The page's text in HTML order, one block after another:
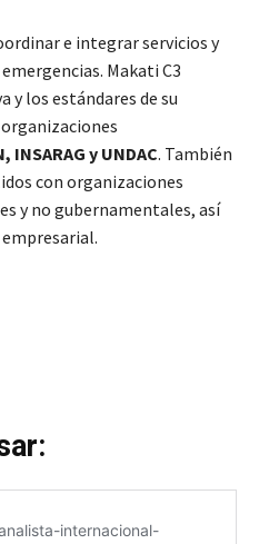
e integrar servicios y
Makati C3
y los estándares de su
INSARAG y UNDAC. También
con organizaciones
y no gubernamentales, así